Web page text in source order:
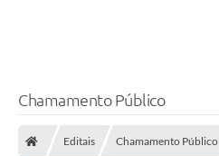
Chamamento Público
Editais Chamamento Público